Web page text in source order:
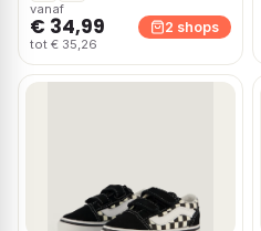
vanaf
€ 34,99
tot € 35,26
2 shops